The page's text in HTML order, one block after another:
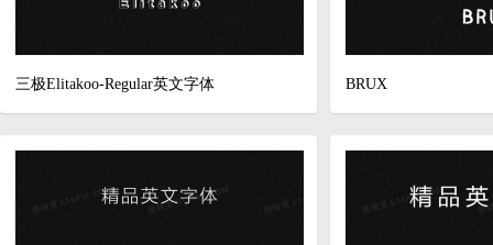
三极Elitakoo-Regular英文字体 BRUX